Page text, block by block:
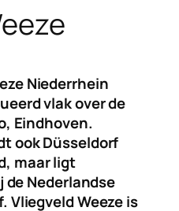
Niederrhein
vlak over de
Eindhoven.
ook Düsseldorf
maar ligt
Nederlandse
Vliegveld Weeze is